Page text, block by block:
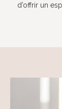
d’offrir un